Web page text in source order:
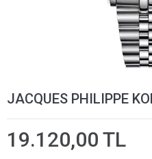
JACQUES PHILIPPE
19.120,00 TL